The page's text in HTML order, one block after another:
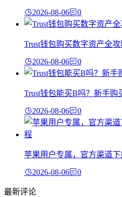
2026-08-06 0
Trust钱包购买数字资产全
2026-08-06 0
Trust钱包能买B吗？新手购
2026-08-06 0
苹果用户专属，官方渠道下
2026-08-06 0
最新评论